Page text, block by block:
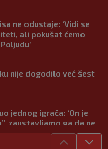
ne odustaje: ‘Vidi se
ali pokušat ćemo
nije dogodilo već šest
jednog igrača: ‘On je
zaustavljamo ga da ne